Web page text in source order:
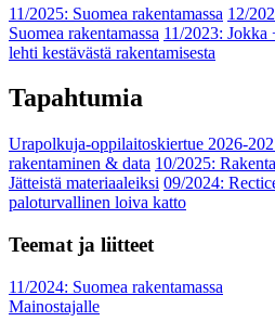
11/2025: Suomea rakentamassa 12/
Suomea rakentamassa 11/2023: Jokka
lehti kestävästä rakentamisesta
Tapahtumia
Urapolkuja-oppilaitoskiertue 2026-
rakentaminen & data 10/2025:
Jätteistä materiaaleiksi 09/2024:
paloturvallinen loiva katto
Teemat ja liitteet
11/2024: Suomea rakentamassa
Mainostajalle